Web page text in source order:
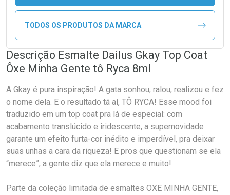
TODOS OS PRODUTOS DA MARCA
Descrição Esmalte Dailus Gkay Top Coat
Ôxe Minha Gente tô Ryca 8ml
A Gkay é pura inspiração! A gata sonhou, ralou, realizou e fez
o nome dela. E o resultado tá aí, TÔ RYCA! Esse mood foi
traduzido em um top coat pra lá de especial: com
acabamento translúcido e iridescente, a supernovidade
garante um efeito furta-cor inédito e imperdível, pra deixar
suas unhas a cara da riqueza! E pros que questionam se ela
“merece”, a gente diz que ela merece e muito!
Parte da coleção limitada de esmaltes OXE MINHA GENTE,